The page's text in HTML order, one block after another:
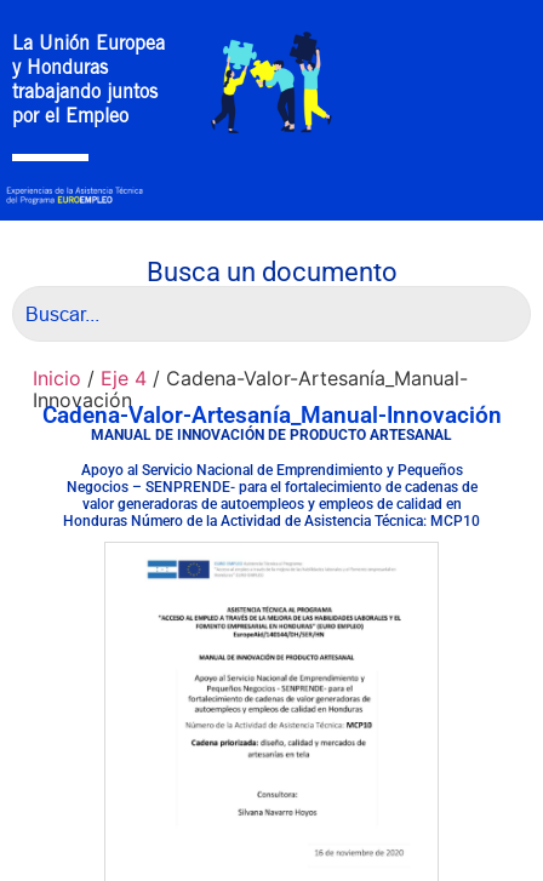
La Unión Europea
y Honduras
trabajando juntos
por el Empleo
Busca un documento
Inicio / Eje 4/ Cadena-Valor-Artesanía_Manual-
Innovación
Cadena-Valor-Artesanía_Manual-Innovación
MANUAL DE INNOVACIÓN DE PRODUCTO ARTESANAL
Apoyo al Servicio Nacional de Emprendimiento y Pequeños
Negocios – SENPRENDE- para el fortalecimiento de cadenas de
valor generadoras de autoempleos y empleos de calidad en
Honduras Número de la Actividad de Asistencia Técnica: MCP10